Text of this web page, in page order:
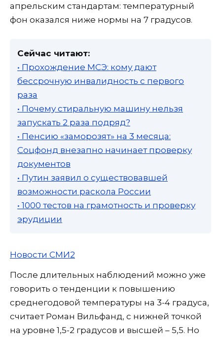
апрельским стандартам: температурный
фон оказался ниже нормы на 7 градусов.
Сейчас читают:
• Прохождение МСЭ: кому дают
бессрочную инвалидность с первого
раза
• Почему стиральную машину нельзя
запускать 2 раза подряд?
• Пенсию «заморозят» на 3 месяца:
Соцфонд внезапно начинает проверку
документов
• Путин заявил о существовавшей
возможности раскола России
• 1000 тестов на грамотность и проверку
эрудиции
Новости СМИ2
После длительных наблюдений можно уже
говорить о тенденции к повышению
среднегодовой температуры на 3-4 градуса,
считает Роман Вильфанд, с нижней точкой
на уровне 1,5-2 градусов и высшей – 5,5. Но